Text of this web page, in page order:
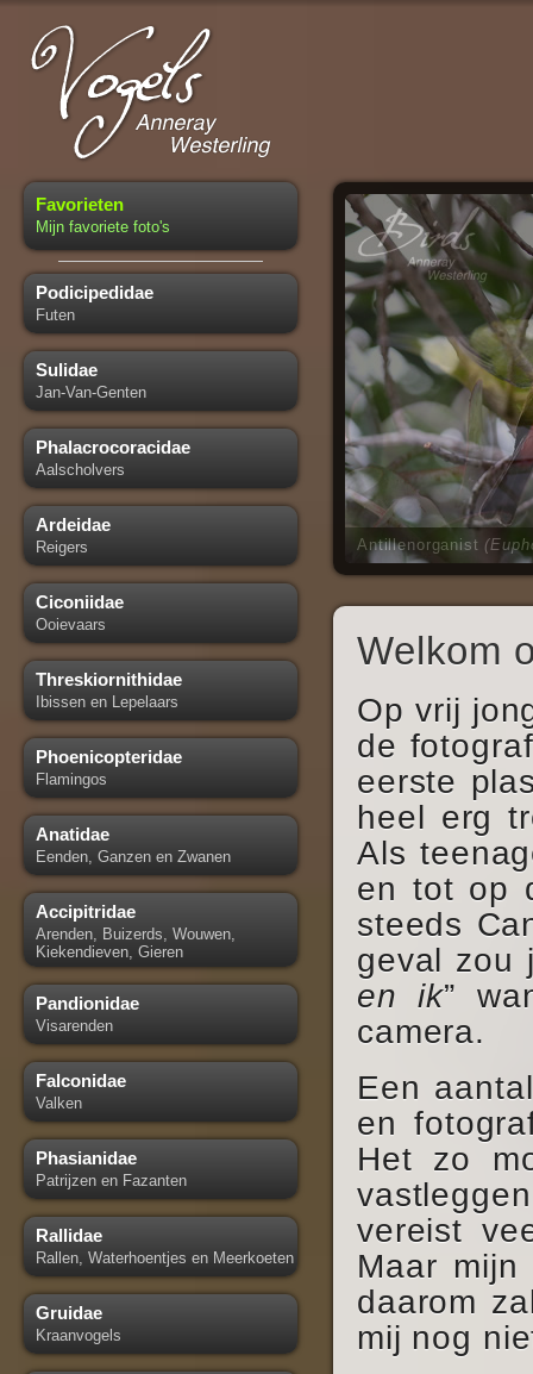
Favorieten
Mijn favoriete foto's
Podicipedidae
Futen
Sulidae
Jan-Van-Genten
Phalacrocoracidae
Aalscholvers
Ardeidae
Reigers
Ciconiidae
Ooievaars
Threskiornithidae
Ibissen en Lepelaars
Phoenicopteridae
Flamingos
Anatidae
Eenden, Ganzen en Zwanen
Accipitridae
Arenden, Buizerds, Wouwen,
Kiekendieven, Gieren
Pandionidae
Visarenden
Falconidae
Valken
Phasianidae
Patrijzen en Fazanten
Rallidae
Rallen, Waterhoentjes en Meerkoeten
Gruidae
Kraanvogels
Welkom
Op vrij
de
eerste
heel erg
Als
en tot op
steeds
geval zou
en ik”
camera.
Een
en
Het zo
vereist
Maar
daarom
mij nog